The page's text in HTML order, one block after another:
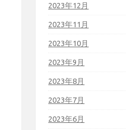
2023年12月
2023年11月
2023年10月
2023年9月
2023年8月
2023年7月
2023年6月